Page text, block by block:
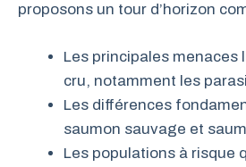
proposons un tour d’horizon
Les principales menaces
cru, notamment les
Les différences
saumon sauvage et
Les populations à risque